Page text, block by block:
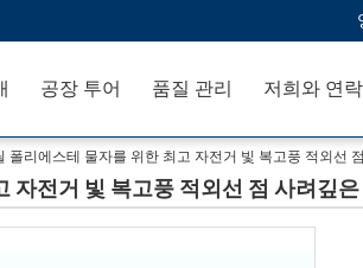
공장 투어 품질 관리 저희와 연락
폴리에스테 물자를 위한 최고 자전거 빛 복고풍 적외선
자전거 빛 복고풍 적외선 점 사려깊